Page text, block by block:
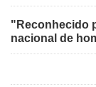
"Reconhecido
nacional de